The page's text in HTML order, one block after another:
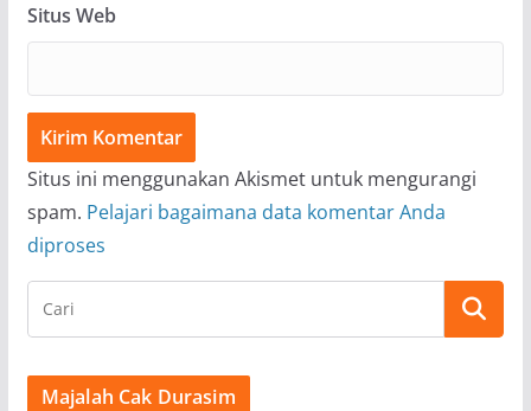
Situs Web
Situs ini menggunakan Akismet untuk mengurangi
spam. Pelajari bagaimana data komentar Anda
diproses
Majalah Cak Durasim